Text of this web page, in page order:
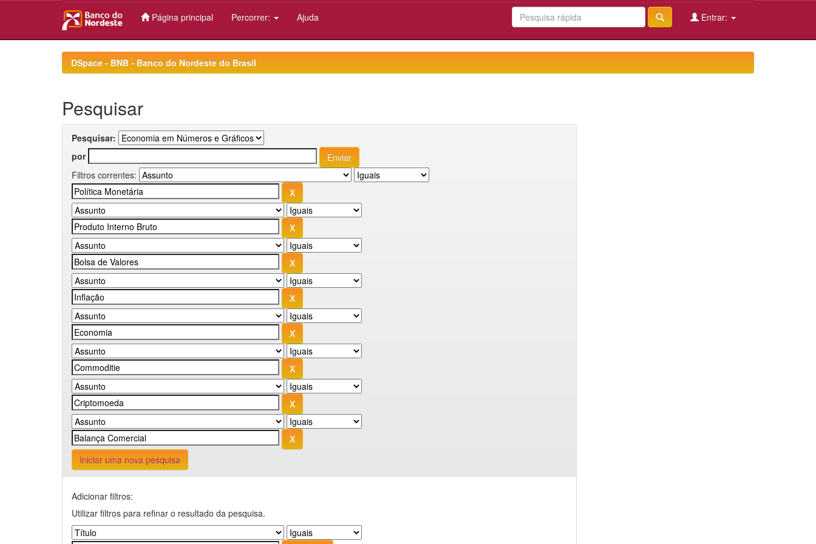
Página principal Percorrer: Ajuda Entrar:
DSpace - BNB - Banco do Nordeste do Brasil
Pesquisar
Pesquisar:
por
Filtros correntes:
Iniciar uma nova pesquisa
Adicionar filtros:
Utilizar filtros para refinar o resultado da pesquisa.